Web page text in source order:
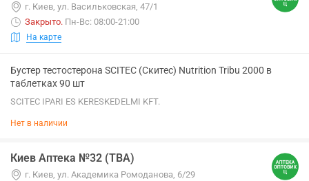
г. Киев, ул. Васильковская, 47/1
Закрыто. Пн-Вс: 08:00-21:00
На карте
Бустер тестостерона SCITEC (Скитес) Nutrition Tribu 2000 в
таблетках 90 шт
SCITEC IPARI ES KERESKEDELMI KFT.
Нет в наличии
Киев Аптека №32 (ТВА)
г. Киев, ул. Академика Ромоданова, 6/29